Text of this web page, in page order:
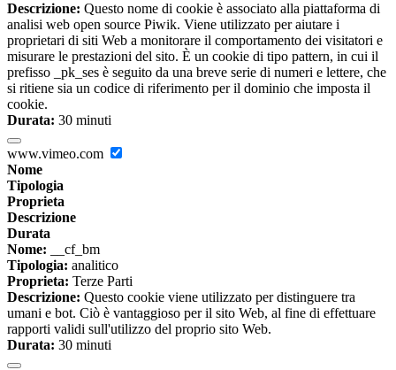
Descrizione: Questo nome di cookie è associato alla piattaforma di
analisi web open source Piwik. Viene utilizzato per aiutare i
proprietari di siti Web a monitorare il comportamento dei visitatori e
misurare le prestazioni del sito. È un cookie di tipo pattern, in cui il
prefisso _pk_ses è seguito da una breve serie di numeri e lettere, che
si ritiene sia un codice di riferimento per il dominio che imposta il
cookie.
Durata: 30 minuti
www.vimeo.com
Nome
Tipologia
Proprieta
Descrizione
Durata
Nome: __cf_bm
Tipologia: analitico
Proprieta: Terze Parti
Descrizione: Questo cookie viene utilizzato per distinguere tra
umani e bot. Ciò è vantaggioso per il sito Web, al fine di effettuare
rapporti validi sull'utilizzo del proprio sito Web.
Durata: 30 minuti